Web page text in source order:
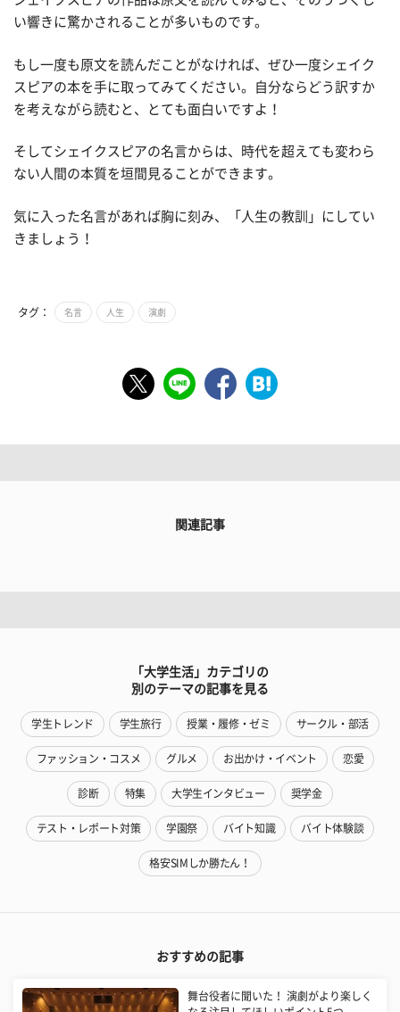
い響きに驚かされることが多いものです。
もし一度も原文を読んだことがなければ、ぜひ一度シェイク
スピアの本を手に取ってみてください。自分ならどう訳すか
を考えながら読むと、とても面白いですよ！
そしてシェイクスピアの名言からは、時代を超えても変わら
ない人間の本質を垣間見ることができます。
気に入った名言があれば胸に刻み、「人生の教訓」にしてい
きましょう！
タグ： 名言 人生 演劇
関連記事
「大学生活」カテゴリの
別のテーマの記事を見る
学生トレンド 学生旅行 授業・履修・ゼミ サークル・部活
ファッション・コスメ グルメ お出かけ・イベント 恋愛
診断 特集 大学生インタビュー 奨学金
テスト・レポート対策 学園祭 バイト知識 バイト体験談
格安SIMしか勝たん！
おすすめの記事
舞台役者に聞いた！ 演劇がより楽しく